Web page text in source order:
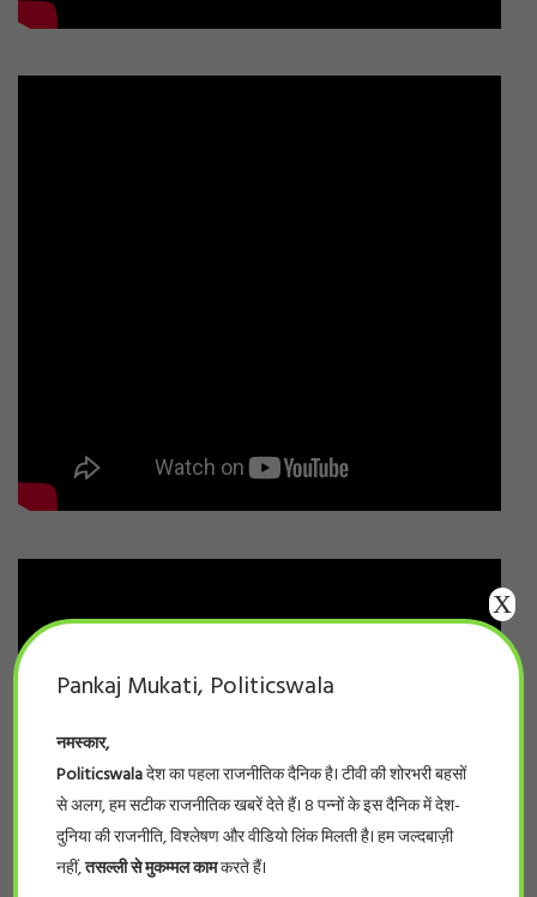
Pankaj Mukati, Politicswala
नमस्कार,
Politicswalaदेश का पहला राजनीतिक दैनिक है। टीवी की शोरभरी बहसों
से अलग, हम सटीक राजनीतिक खबरें देते हैं। 8 पन्नों के इस दैनिक में देश-
दुनिया की राजनीति, विश्लेषण और वीडियो लिंक मिलती है। हम जल्दबाज़ी
नहीं,तसल्ली से मुकम्मल कामकरते हैं।
X